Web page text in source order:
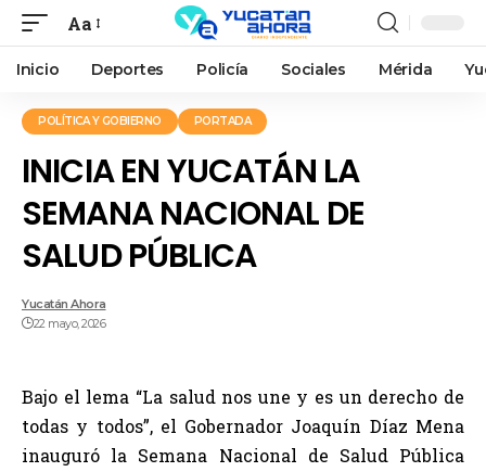
Aa
Inicio Deportes Policía Sociales Mérida
POLÍTICA Y GOBIERNO PORTADA
INICIA EN YUCATÁN LA
SEMANA NACIONAL DE
SALUD PÚBLICA
Yucatán Ahora
22 mayo, 2026
Bajo el lema “La salud nos une y es un derecho de
todas y todos”, el Gobernador Joaquín Díaz Mena
inauguró la Semana Nacional de Salud Pública